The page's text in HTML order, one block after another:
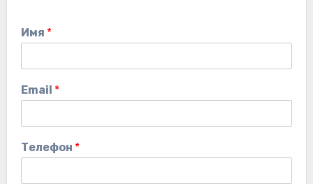
Имя *
Email *
Телефон *